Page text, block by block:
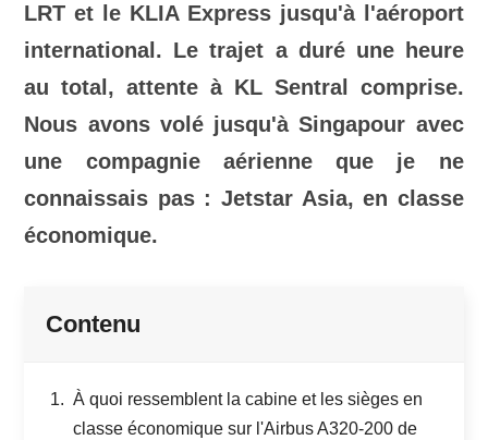
LRT et le KLIA Express jusqu'à l'aéroport
international. Le trajet a duré une heure
au total, attente à KL Sentral comprise.
Nous avons volé jusqu'à Singapour avec
une compagnie aérienne que je ne
connaissais pas : Jetstar Asia, en classe
économique.
Contenu
À quoi ressemblent la cabine et les sièges en
classe économique sur l'Airbus A320-200 de